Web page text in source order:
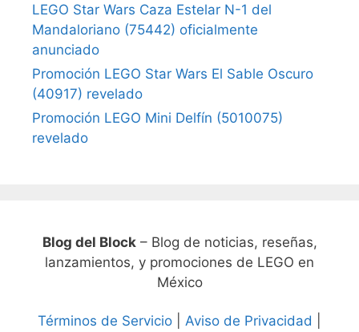
LEGO Star Wars Caza Estelar N-1 del
Mandaloriano (75442) oficialmente
anunciado
Promoción LEGO Star Wars El Sable Oscuro
(40917) revelado
Promoción LEGO Mini Delfín (5010075)
revelado
Blog del Block– Blog de noticias, reseñas,
lanzamientos, y promociones de LEGO en
México
Términos de Servicio Aviso de Privacidad